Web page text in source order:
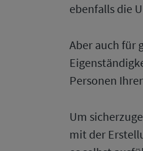
ebenfalls die
Aber auch für
Personen
Um
mit der